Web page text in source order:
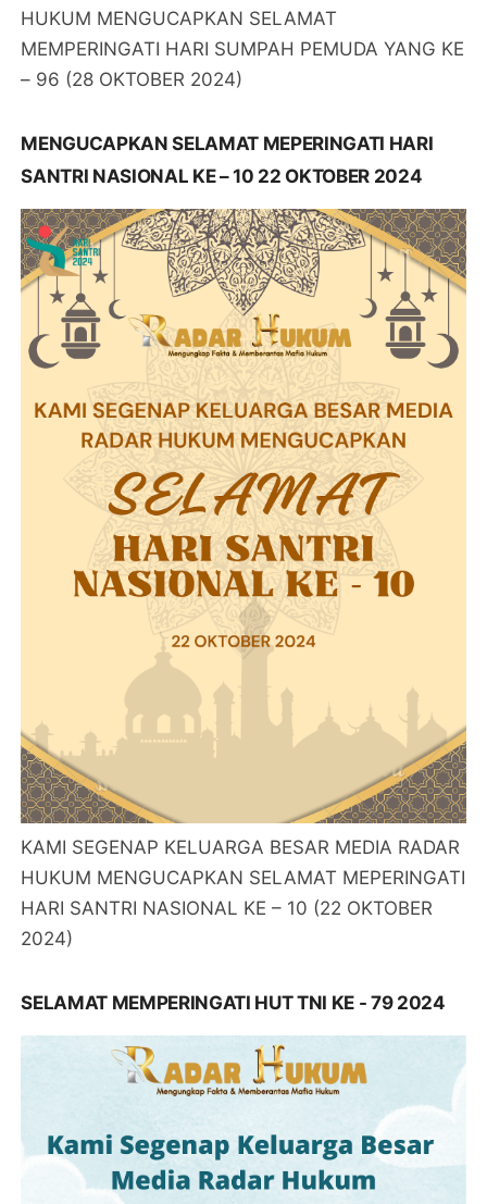
HUKUM MENGUCAPKAN SELAMAT
MEMPERINGATI HARI SUMPAH PEMUDA YANG KE
– 96 (28 OKTOBER 2024)
MENGUCAPKAN SELAMAT MEPERINGATI HARI
SANTRI NASIONAL KE – 10 22 OKTOBER 2024
KAMI SEGENAP KELUARGA BESAR MEDIA RADAR
HUKUM MENGUCAPKAN SELAMAT MEPERINGATI
HARI SANTRI NASIONAL KE – 10 (22 OKTOBER
2024)
SELAMAT MEMPERINGATI HUT TNI KE - 79 2024